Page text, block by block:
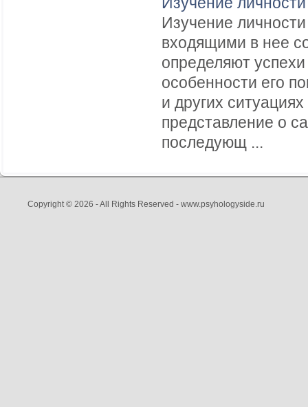
Изучение
входящими в нее
определяют
особенности его
и других
представление о
последующ ...
Copyright © 2026 - All Rights Reserved - www.psyhologyside.ru